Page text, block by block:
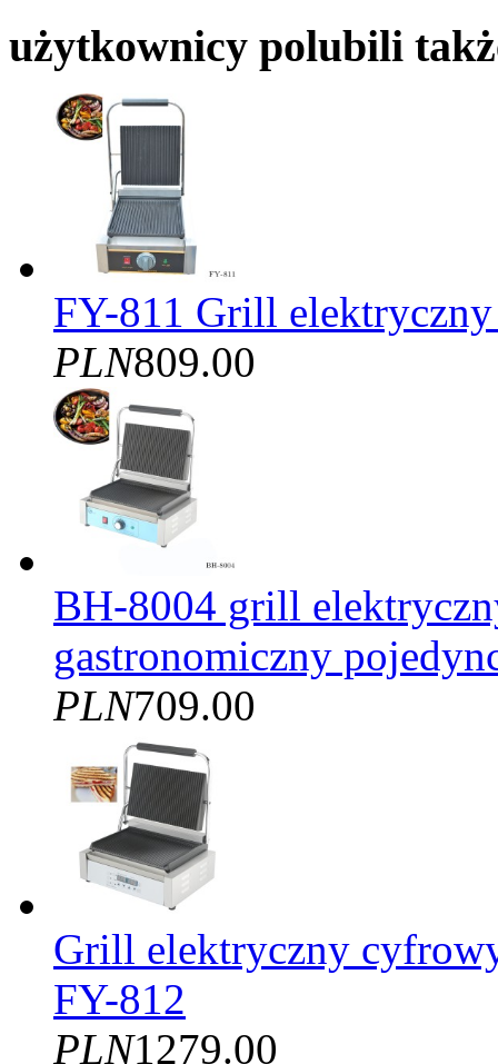
użytkownicy polubili
FY-811 Grill
PLN809.00
BH-8004 grill
gastronomiczny
PLN709.00
Grill elektryczny
FY-812
PLN1279.00